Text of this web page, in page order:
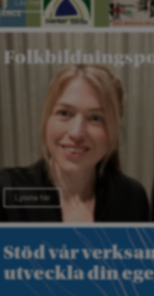
Stöd vår
utveckla din